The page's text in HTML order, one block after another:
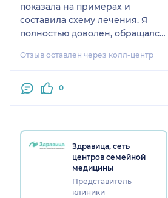
показала на примерах и
составила схему лечения. Я
полностью доволен, обращался
Отзыв оставлен через колл-центр
0
Здравица, сеть
центров семейной
медицины
Представитель
клиники